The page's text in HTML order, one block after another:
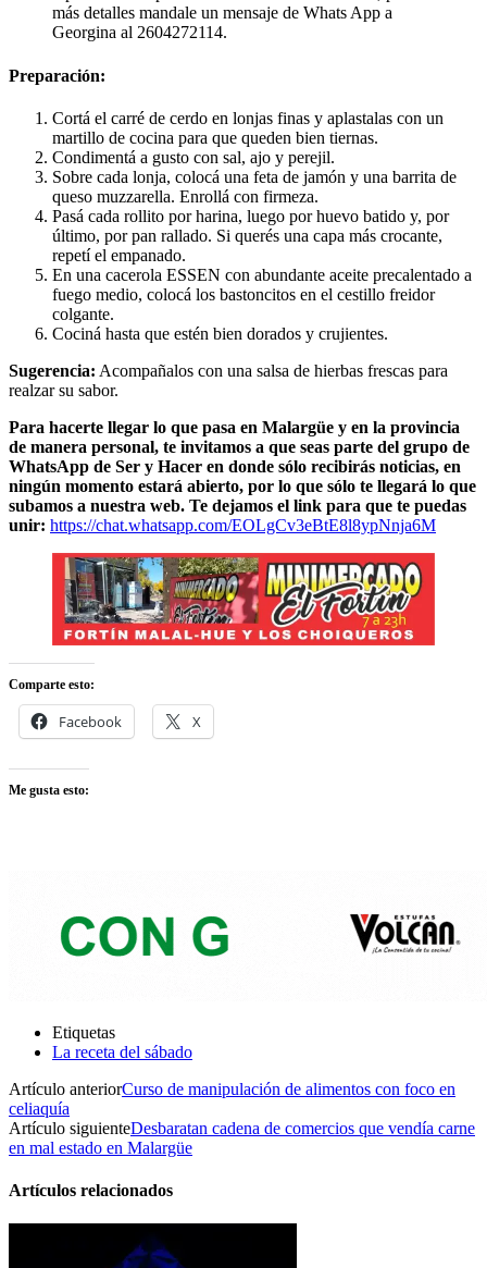
más detalles mandale un mensaje de Whats App a
Georgina al 2604272114.
Preparación:
Cortá el carré de cerdo en lonjas finas y aplastalas con un
martillo de cocina para que queden bien tiernas.
Condimentá a gusto con sal, ajo y perejil.
Sobre cada lonja, colocá una feta de jamón y una barrita de
queso muzzarella. Enrollá con firmeza.
Pasá cada rollito por harina, luego por huevo batido y, por
último, por pan rallado. Si querés una capa más crocante,
repetí el empanado.
En una cacerola ESSEN con abundante aceite precalentado a
fuego medio, colocá los bastoncitos en el cestillo freidor
colgante.
Cociná hasta que estén bien dorados y crujientes.
Sugerencia: Acompañalos con una salsa de hierbas frescas para
realzar su sabor.
Para hacerte llegar lo que pasa en Malargüe y en la provincia
de manera personal, te invitamos a que seas parte del grupo de
WhatsApp de Ser y Hacer en donde sólo recibirás noticias, en
ningún momento estará abierto, por lo que sólo te llegará lo que
subamos a nuestra web. Te dejamos el link para que te puedas
unir: https://chat.whatsapp.com/EOLgCv3eBtE8l8ypNnja6M
Comparte esto:
Facebook X
Me gusta esto:
Etiquetas
La receta del sábado
Artículo anteriorCurso de manipulación de alimentos con foco en
celiaquía
Artículo siguienteDesbaratan cadena de comercios que vendía carne
en mal estado en Malargüe
Artículos relacionados